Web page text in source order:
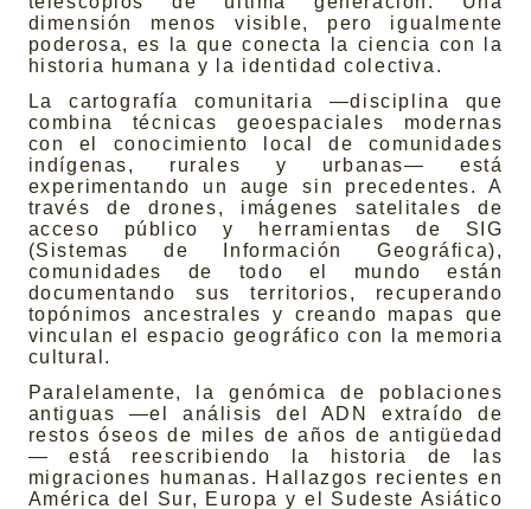
dimensión menos visible, pero igualmente
poderosa, es la que conecta la ciencia con la
historia humana y la identidad colectiva.
La cartografía comunitaria —disciplina que
combina técnicas geoespaciales modernas
con el conocimiento local de comunidades
indígenas, rurales y urbanas— está
experimentando un auge sin precedentes. A
través de drones, imágenes satelitales de
acceso público y herramientas de SIG
(Sistemas de Información Geográfica),
comunidades de todo el mundo están
documentando sus territorios, recuperando
topónimos ancestrales y creando mapas que
vinculan el espacio geográfico con la memoria
cultural.
Paralelamente, la genómica de poblaciones
antiguas —el análisis del ADN extraído de
restos óseos de miles de años de antigüedad
— está reescribiendo la historia de las
migraciones humanas. Hallazgos recientes en
América del Sur, Europa y el Sudeste Asiático